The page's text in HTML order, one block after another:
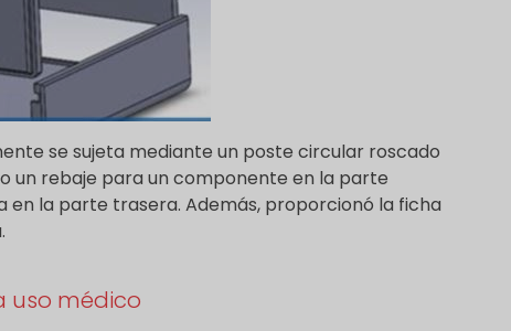
se sujeta mediante un poste circular roscado
un rebaje para un componente en la parte
en la parte trasera. Además, proporcionó la ficha
uso médico